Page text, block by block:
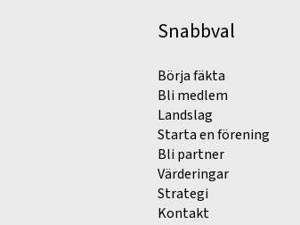
Snabbval
Börja fäkta
Bli medlem
Landslag
Starta en förening
Bli partner
Värderingar
Strategi
Kontakt